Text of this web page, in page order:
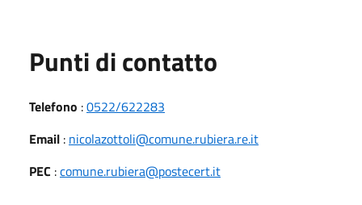
Punti di contatto
Telefono :0522/622283
Email : nicolazottoli@comune.rubiera.re.it
PEC :comune.rubiera@postecert.it